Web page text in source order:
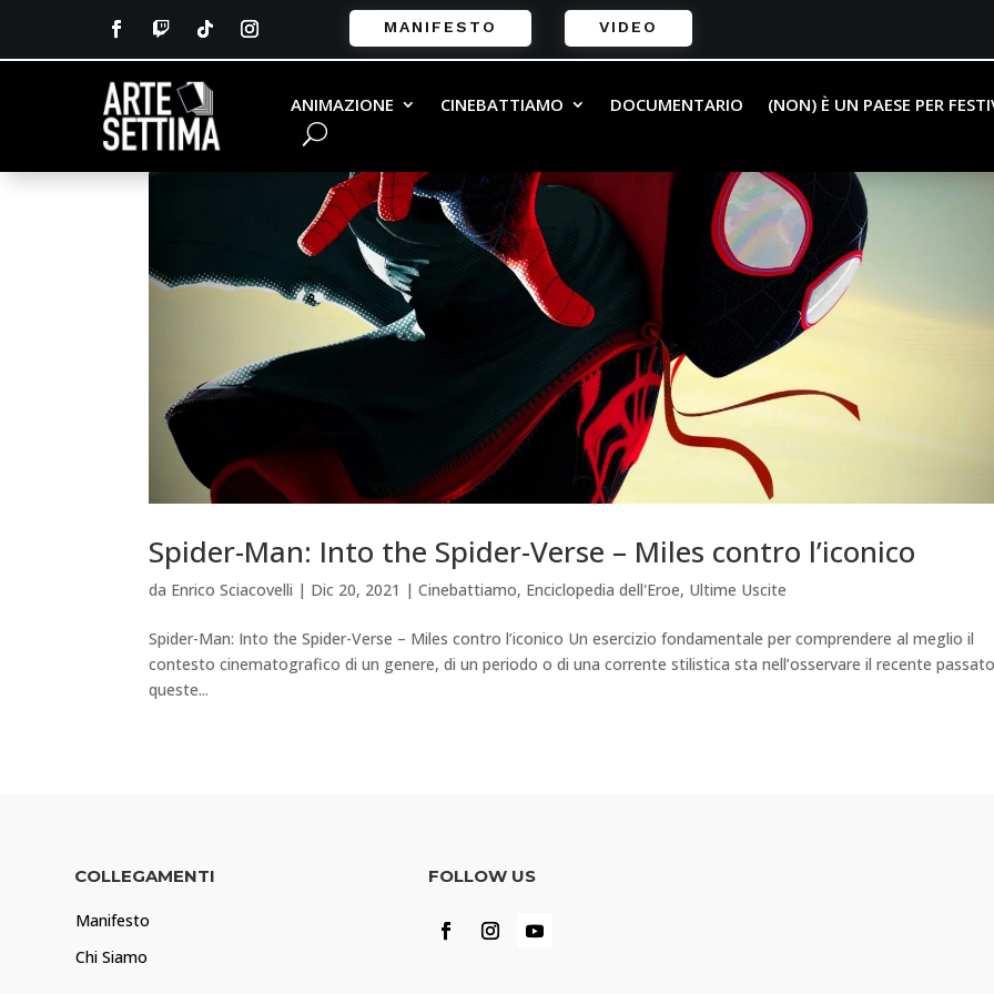
MANIFESTO VIDEO
ANIMAZIONE CINEBATTIAMO DOCUMENTARIO (NON) È UN PAESE PER
Spider-Man: Into the Spider-Verse – Miles contro l’iconico
da Enrico Sciacovelli | Dic 20, 2021 |Cinebattiamo, Enciclopedia dell'Eroe, Ultime Uscite
Spider-Man: Into the Spider-Verse – Miles contro l’iconico Un esercizio fondamentale per comprendere al meglio il
contesto cinematografico di un genere, di un periodo o di una corrente stilistica sta nell’osservare il recente
queste...
COLLEGAMENTI
Manifesto
Chi Siamo
FOLLOW US